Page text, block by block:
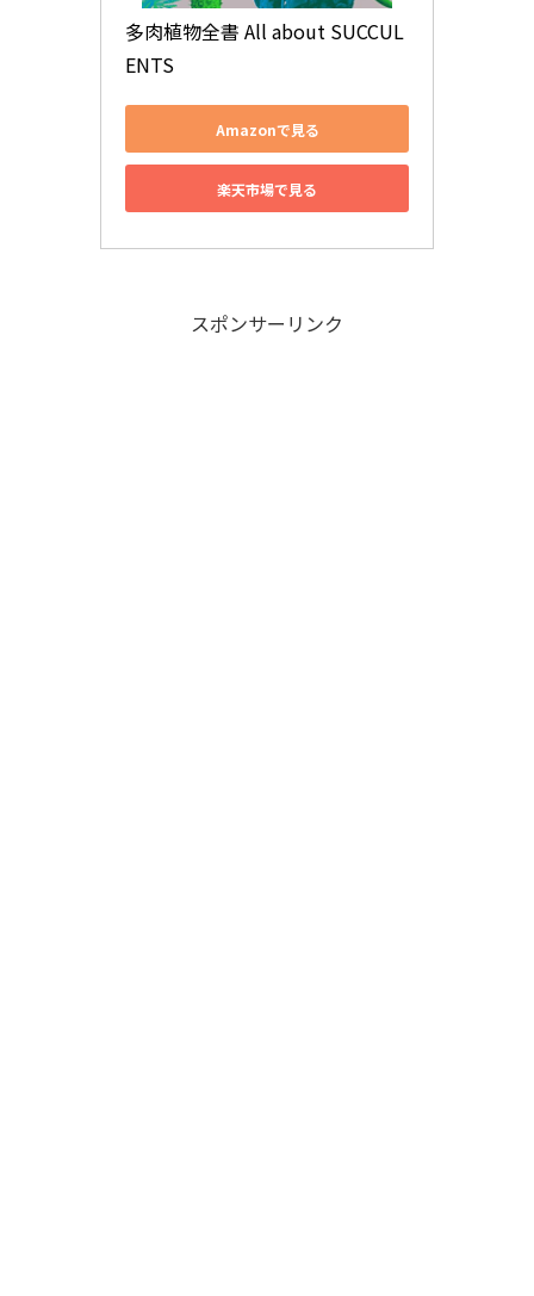
多肉植物全書 All about SUCCUL
ENTS
Amazonで見る
楽天市場で見る
スポンサーリンク